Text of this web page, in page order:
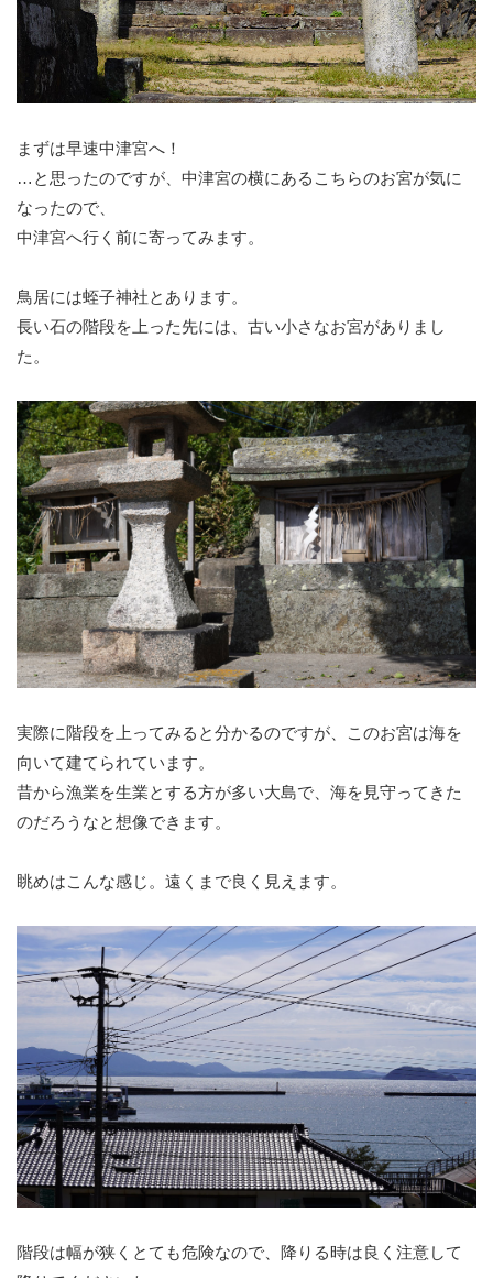
まずは早速中津宮へ！
…と思ったのですが、中津宮の横にあるこちらのお宮が気に
なったので、
中津宮へ行く前に寄ってみます。
鳥居には蛭子神社とあります。
長い石の階段を上った先には、古い小さなお宮がありまし
た。
実際に階段を上ってみると分かるのですが、このお宮は海を
向いて建てられています。
昔から漁業を生業とする方が多い大島で、海を見守ってきた
のだろうなと想像できます。
眺めはこんな感じ。遠くまで良く見えます。
階段は幅が狭くとても危険なので、降りる時は良く注意して